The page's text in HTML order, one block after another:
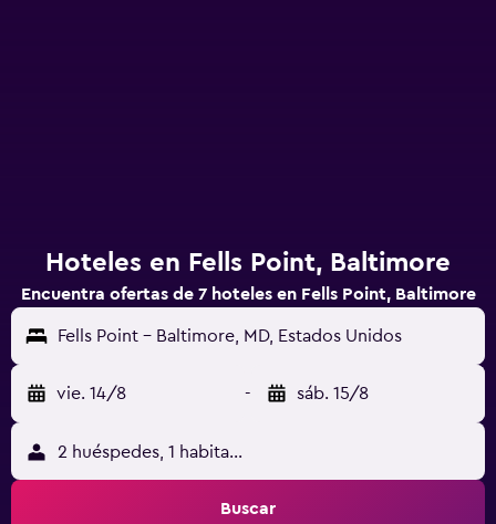
Hoteles en Fells Point, Baltimore
Encuentra ofertas de 7 hoteles en Fells Point, Baltimore
Fells Point - Baltimore, MD, Estados Unidos
vie. 14/8 - sáb. 15/8
2 huéspedes, 1 habitación
Buscar